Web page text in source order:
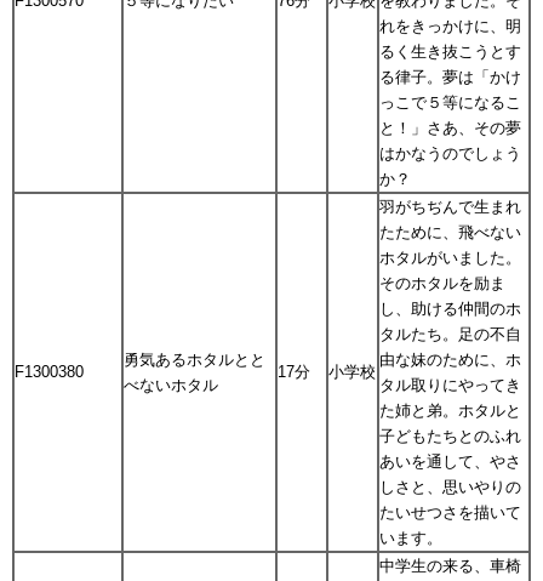
れをきっかけに、明
るく生き抜こうとす
る律子。夢は「かけ
っこで５等になるこ
と！」さあ、その夢
はかなうのでしょう
か？
F1300380
勇気あるホタルとと
べないホタル
17分 小学校
羽がちぢんで生まれ
たために、飛べない
ホタルがいました。
そのホタルを励ま
し、助ける仲間のホ
タルたち。足の不自
由な妹のために、ホ
タル取りにやってき
た姉と弟。ホタルと
子どもたちとのふれ
あいを通して、やさ
しさと、思いやりの
たいせつさを描いて
います。
中学生の来る、車椅